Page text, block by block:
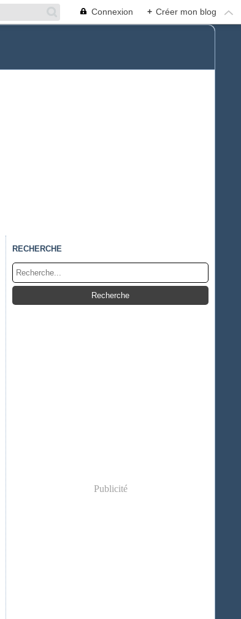
Connexion + Créer mon blog
RECHERCHE
Publicité